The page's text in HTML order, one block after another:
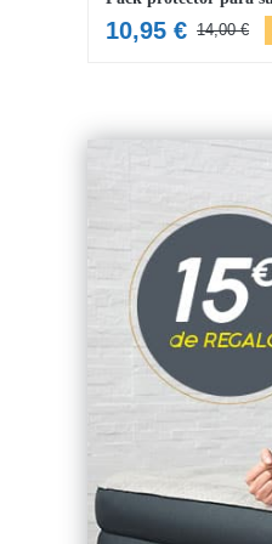
14,00€El
10,95 €
El